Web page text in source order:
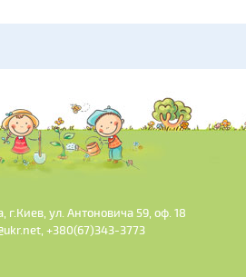
г.Киев, ул. Антоновича 59, оф. 18
+380(67)343-3773